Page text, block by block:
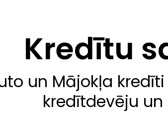
Kredītu
un Mājokļa
kredītdevēju